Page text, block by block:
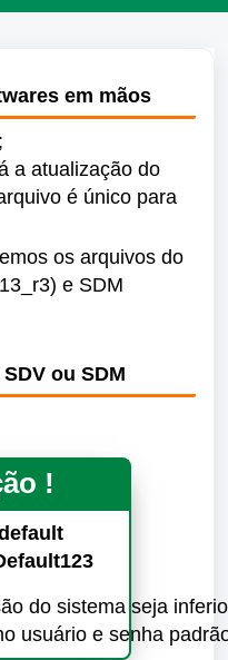
em mãos
a atualização do
é único para
os arquivos do
e SDM
ou SDM
!
do sistema seja
usuário e senha